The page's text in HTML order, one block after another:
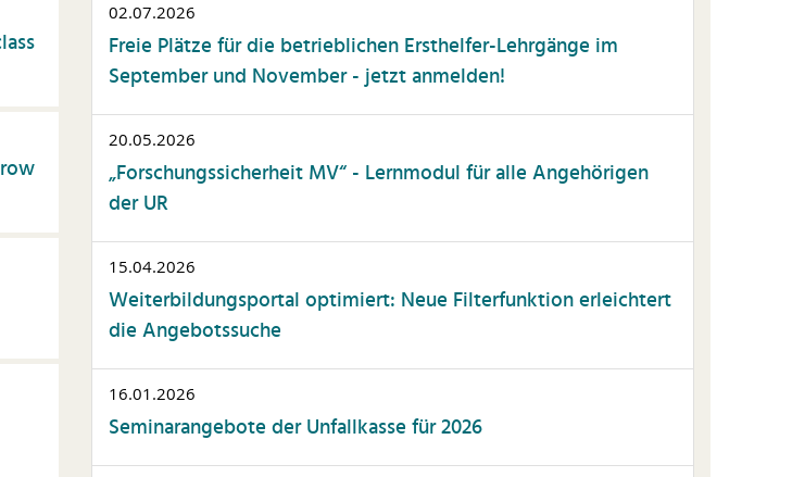
02.07.2026
Freie Plätze für die betrieblichen Ersthelfer-Lehrgänge im
September und November - jetzt anmelden!
20.05.2026
„Forschungssicherheit MV“ - Lernmodul für alle Angehörigen
der UR
15.04.2026
Weiterbildungsportal optimiert: Neue Filterfunktion erleichtert
die Angebotssuche
16.01.2026
Seminarangebote der Unfallkasse für 2026